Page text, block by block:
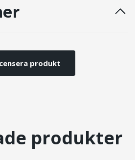
produkt
produkter